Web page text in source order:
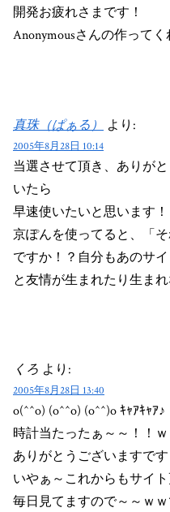
開発お疲れさまです！
Anonymousさんの作って
真珠（ぱぁる） より:
2005年8月28日 10:14
当選させて頂き、ありが
いたら
早速使いたいと思います！
京ぽんを使ってると、「
ですか！？自分もあのサ
と友情が生まれたり生まれ
くろ より:
2005年8月28日 13:40
o(^^o) (o^^o) (o^^)o ｷｬｱｷｬｱ♪
時計当たったぁ～～！！ｗ
ありがとうございますです
いやぁ～これからもサイ
毎日見てますので～～ｗ